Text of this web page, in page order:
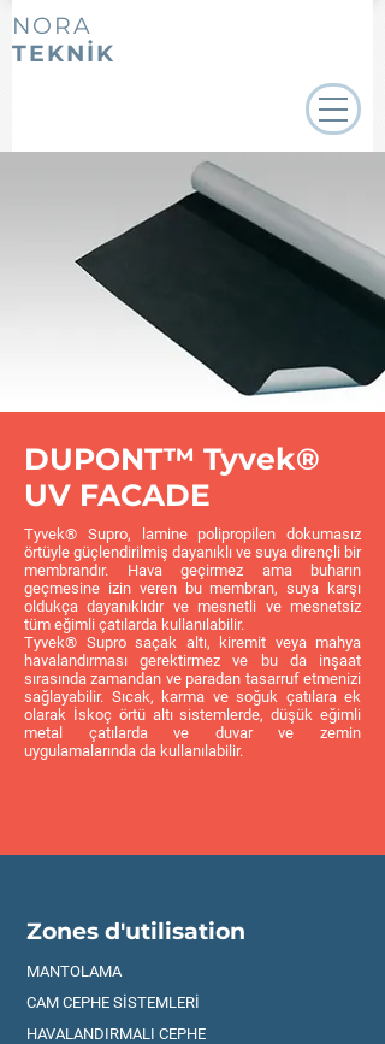
NORA
TEKNİK
DUPONT™ Tyvek®
UV FACADE
Tyvek® Supro, lamine polipropilen dokumasız
örtüyle güçlendirilmiş dayanıklı ve suya dirençli bir
membrandır. Hava geçirmez ama buharın
geçmesine izin veren bu membran, suya karşı
oldukça dayanıklıdır ve mesnetli ve mesnetsiz
tüm eğimli çatılarda kullanılabilir.
Tyvek® Supro saçak altı, kiremit veya mahya
havalandırması gerektirmez ve bu da inşaat
sırasında zamandan ve paradan tasarruf etmenizi
sağlayabilir. Sıcak, karma ve soğuk çatılara ek
olarak İskoç örtü altı sistemlerde, düşük eğimli
metal çatılarda ve duvar ve zemin
uygulamalarında da kullanılabilir.
Zones d'utilisation
MANTOLAMA
CAM CEPHE SİSTEMLERİ
HAVALANDIRMALI CEPHE